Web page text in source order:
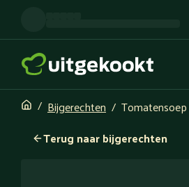
Bijgerechten
Terug naar bijgerechten